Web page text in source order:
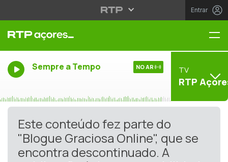
Entrar
Sempre a Tempo NO AR TV
RTP
Este conteúdo fez parte do
"Blogue Graciosa Online", que se
encontra descontinuado. A